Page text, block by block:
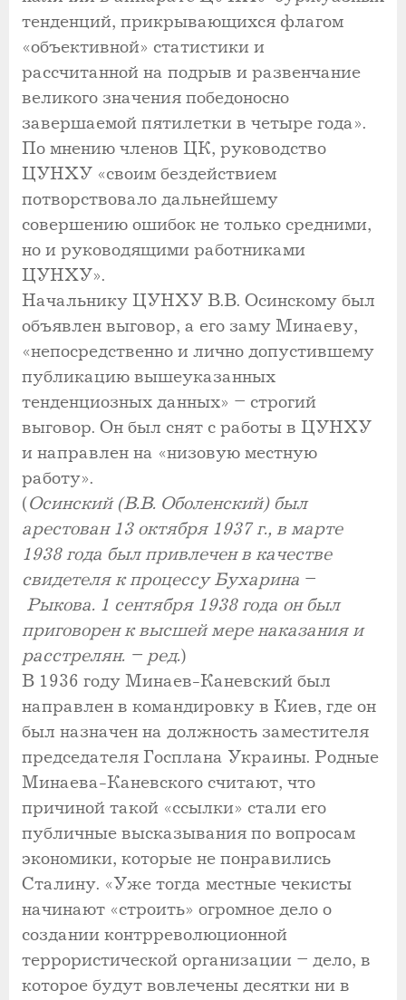
тенденций, прикрывающихся флагом
«объективной» статистики и
рассчитанной на подрыв и развенчание
великого значения победоносно
завершаемой пятилетки в четыре года».
По мнению членов ЦК, руководство
ЦУНХУ «своим бездействием
потворствовало дальнейшему
совершению ошибок не только средними,
но и руководящими работниками
ЦУНХУ».
Начальнику ЦУНХУ В.В. Осинскому был
объявлен выговор, а его заму Минаеву,
«непосредственно и лично допустившему
публикацию вышеуказанных
тенденциозных данных» – строгий
выговор. Он был снят с работы в ЦУНХУ
и направлен на «низовую местную
работу».
(Осинский (В.В. Оболенский) был
арестован 13 октября 1937 г., в марте
1938 года был привлечен в качестве
свидетеля к процессу Бухарина –
Рыкова. 1 сентября 1938 года он был
приговорен к высшей мере наказания и
расстрелян. – ред.)
В 1936 году Минаев-Каневский был
направлен в командировку в Киев, где он
был назначен на должность заместителя
председателя Госплана Украины. Родные
Минаева-Каневского считают, что
причиной такой «ссылки» стали его
публичные высказывания по вопросам
экономики, которые не понравились
Сталину. «Уже тогда местные чекисты
начинают «строить» огромное дело о
создании контрреволюционной
террористической организации – дело, в
которое будут вовлечены десятки ни в